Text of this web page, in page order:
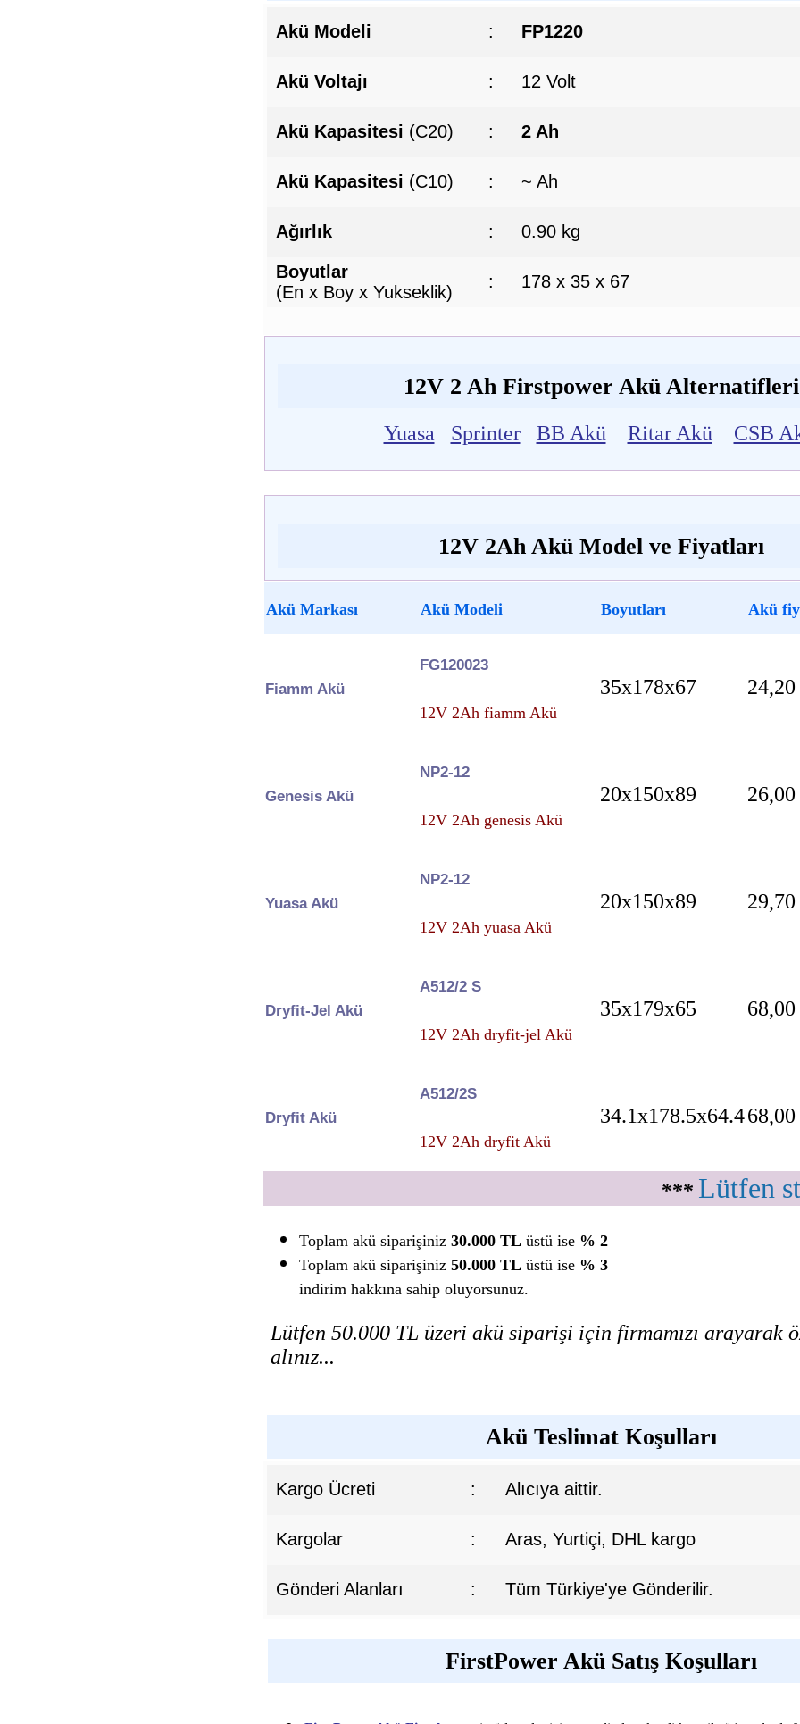
Akü Modeli : FP1220
Akü Voltajı : 12 Volt
Akü Kapasitesi (C20) : 2 Ah
Akü Kapasitesi (C10) : ~ Ah
Ağırlık : 0.90 kg
Boyutlar
(En x Boy x Yukseklik)
: 178 x 35 x 67
12V 2 Ah Firstpower Akü Alternatifleri
Yuasa Sprinter BB Akü Ritar Akü CSB
12V 2Ah Akü Model ve Fiyatları
Akü Markası Akü Modeli Boyutları Akü
Fiamm Akü
FG120023
12V 2Ah fiamm Akü
35x178x67
Genesis Akü
NP2-12
12V 2Ah genesis Akü
20x150x89
Yuasa Akü
NP2-12
12V 2Ah yuasa Akü
20x150x89
Dryfit-Jel Akü
A512/2 S
12V 2Ah dryfit-jel Akü
35x179x65
Dryfit Akü
A512/2S
12V 2Ah dryfit Akü
34.1x178.5x64.4
*** Lütfen
Toplam akü siparişiniz 30.000 TL üstü ise % 2
Toplam akü siparişiniz 50.000 TL üstü ise % 3
indirim hakkına sahip oluyorsunuz.
Lütfen 50.000 TL üzeri akü siparişi için firmamızı arayarak
alınız...
Akü Teslimat Koşulları
Kargo Ücreti : Alıcıya aittir.
Kargolar : Aras, Yurtiçi, DHL kargo
Gönderi Alanları : Tüm Türkiye'ye Gönderilir.
FirstPower Akü Satış Koşulları